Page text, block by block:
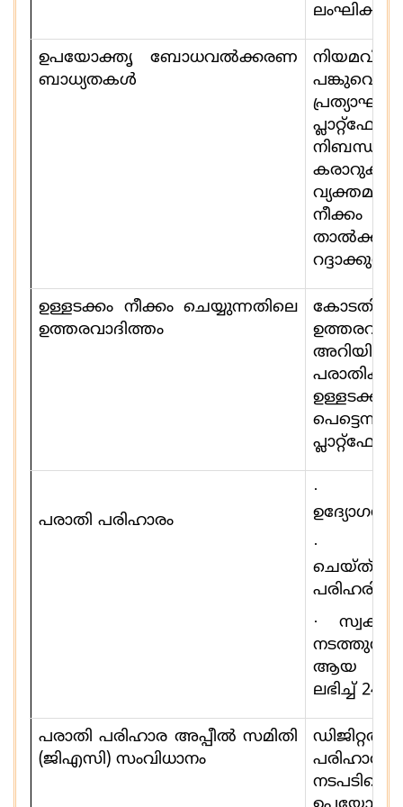
ഉപയോക്തൃ ബോധവൽക്കരണ
ബാധ്യതകൾ
ഉള്ളടക്കം നീക്കം ചെയ്യുന്നതിലെ
ഉത്തരവാദിത്തം
കോടതി
പരാതികൾ
പരാതി പരിഹാരം
·
·
ചെയ്ത്
·
ആയ
ലഭിച്ച് 24
പരാതി പരിഹാര അപ്പീൽ സമിതി
(ജിഎസി) സംവിധാനം
ഡിജിറ്റല്‍
പരിഹാര